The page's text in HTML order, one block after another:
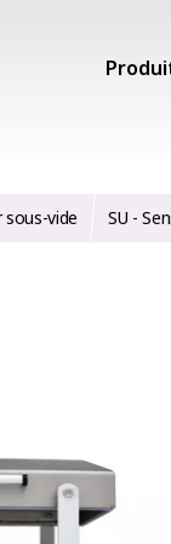
sous-vide SU -